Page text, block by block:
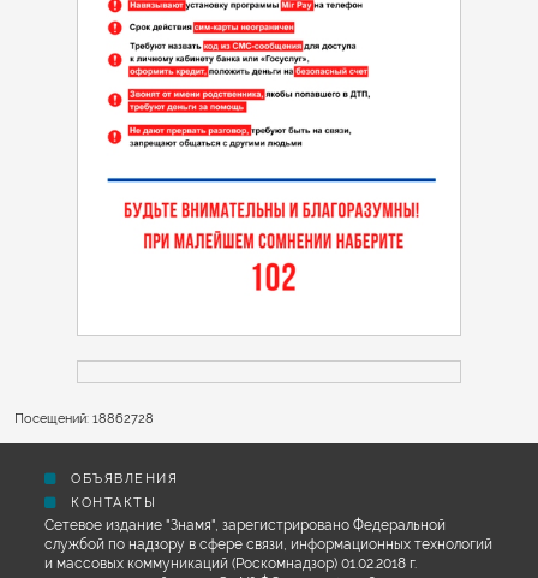
Посещений: 18862728
ОБЪЯВЛЕНИЯ
КОНТАКТЫ
Сетевое издание "Знамя", зарегистрировано Федеральной
службой по надзору в сфере связи, информационных технологий
и массовых коммуникаций (Роскомнадзор) 01.02.2018 г.